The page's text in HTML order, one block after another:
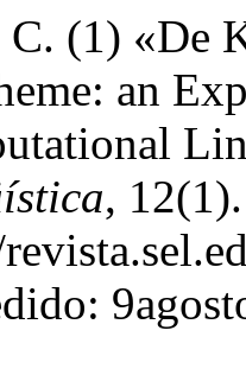
(1) «De
an
,